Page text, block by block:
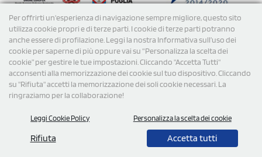
Per offrirti un'esperienza di navigazione sempre migliore, questo sito
utilizza cookie propri e di terze parti. I cookie di terze parti potranno
anche essere di profilazione. Leggi la nostra Informativa sull’uso dei
cookie per saperne di più oppure vai su “Personalizza la scelta dei
cookie” per gestire le tue impostazioni. Cliccando "Accetta Tutti"
acconsenti alla memorizzazione dei cookie sul tuo dispositivo. Cliccando
su "Rifiuta" accetti la memorizzazione dei soli cookie necessari. La
ringraziamo per la collaborazione!
Leggi Cookie Policy Personalizza la scelta dei cookie
Rifiuta Accetta tutti
Modalità diPagamento
Spedizioni
© 2026 StampaSi s.r.l. TUTTI I DIRITTI SONO RISERVATI -